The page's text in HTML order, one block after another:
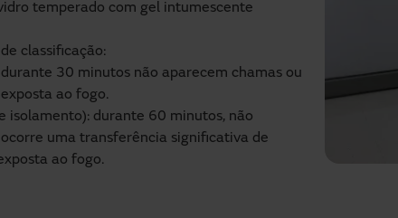
temperado com gel intumescente
classificação:
30 minutos não aparecem chamas ou
ao fogo.
isolamento): durante 60 minutos, não
uma transferência significativa de
ao fogo.